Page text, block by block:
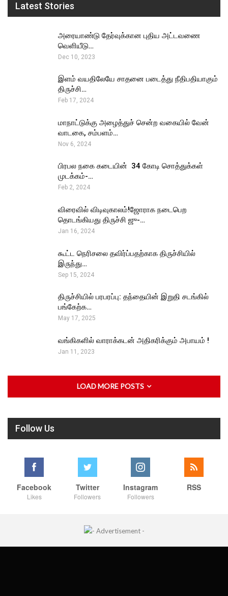
Latest Stories
அரையாண்டு தேர்வுக்கான புதிய அட்டவணை
வெளியீடு…
Dec 10, 2023
இளம் வயதிலேயே சாதனை படைத்து நீதிபதியாகும்
திருச்சி…
Feb 17, 2024
மாநாட்டுக்கு அழைத்துச் சென்ற வகையில் வேன்
வாடகை, சம்பளம்…
Nov 6, 2024
பிரபல நகை கடையின் ₹ 34 கோடி சொத்துக்கள்
முடக்கம்-…
Feb 2, 2024
விரைவில் விடிவுகாலம்!ஜோராக நடைபெற
தொடங்கியது திருச்சி ஜு-…
Jan 16, 2024
கூட்ட நெரிசலை தவிர்ப்பதற்காக திருச்சியில்
இருந்து…
Sep 15, 2024
திருச்சியில் பரபரப்பு: தந்தையின் இறுதி சடங்கில்
பங்கேற்க…
May 17, 2025
வங்கிகளில் வாராக்கடன் அதிகரிக்கும் அபாயம் !
Jan 11, 2023
LOAD MORE POSTS
Follow Us
Facebook
Likes
Twitter
Followers
Instagram
Followers
RSS